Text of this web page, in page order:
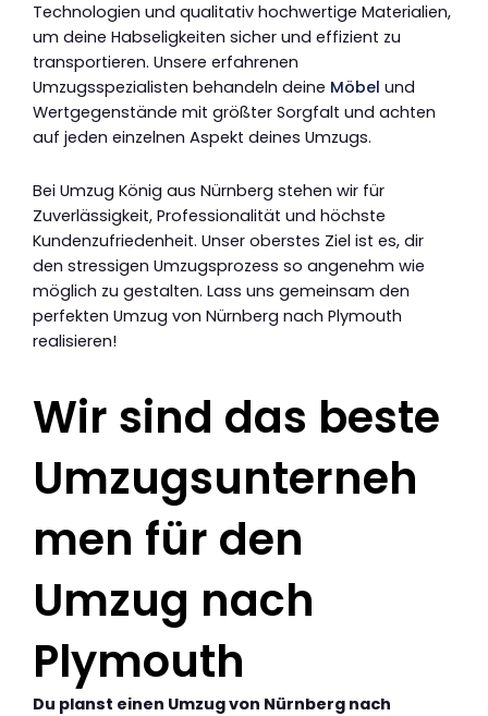
Technologien und qualitativ hochwertige Materialien,
um deine Habseligkeiten sicher und effizient zu
transportieren. Unsere erfahrenen
Umzugsspezialisten behandeln deine Möbel und
Wertgegenstände mit größter Sorgfalt und achten
auf jeden einzelnen Aspekt deines Umzugs.
Bei Umzug König aus Nürnberg stehen wir für
Zuverlässigkeit, Professionalität und höchste
Kundenzufriedenheit. Unser oberstes Ziel ist es, dir
den stressigen Umzugsprozess so angenehm wie
möglich zu gestalten. Lass uns gemeinsam den
perfekten Umzug von Nürnberg nach Plymouth
realisieren!
Wir sind das beste
Umzugsunterneh
men für den
Umzug nach
Plymouth
Du planst einen Umzug von Nürnberg nach